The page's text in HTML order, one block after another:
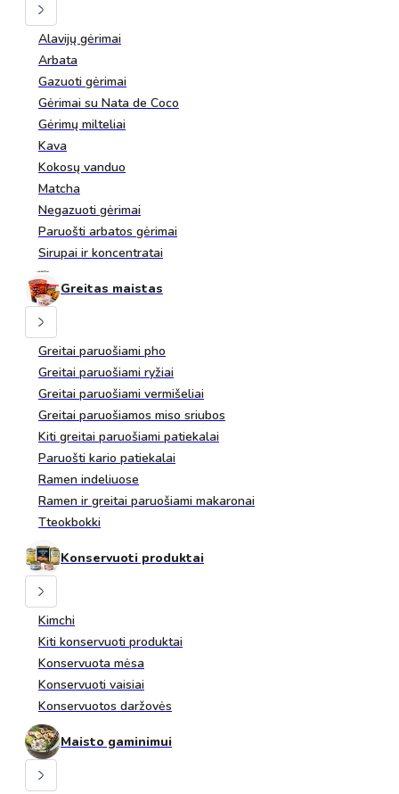
Alavijų gėrimai
Arbata
Gazuoti gėrimai
Gėrimai su Nata de Coco
Gėrimų milteliai
Kava
Kokosų vanduo
Matcha
Negazuoti gėrimai
Paruošti arbatos gėrimai
Sirupai ir koncentratai
Greitas maistas
Greitai paruošiami pho
Greitai paruošiami ryžiai
Greitai paruošiami vermišeliai
Greitai paruošiamos miso sriubos
Kiti greitai paruošiami patiekalai
Paruošti kario patiekalai
Ramen indeliuose
Ramen ir greitai paruošiami makaronai
Tteokbokki
Konservuoti produktai
Kimchi
Kiti konservuoti produktai
Konservuota mėsa
Konservuoti vaisiai
Konservuotos daržovės
Maisto gaminimui